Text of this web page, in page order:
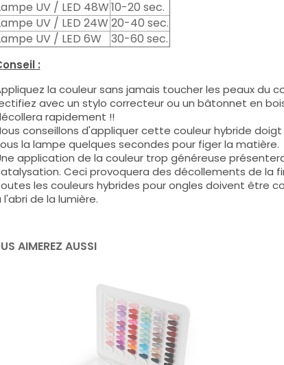
UV / LED 48W10-20 sec.
UV / LED 24W 20-40 sec.
UV / LED 6W
30-60 sec.
:
la couleur sans jamais toucher les peaux du
avec un stylo correcteur ou un bâtonnet en
rapidement !!
conseillons d'appliquer cette couleur hybride
la lampe quelques secondes pour figer la matière.
application de la couleur trop généreuse
Ceci provoquera des décollements de la
les couleurs hybrides pour ongles doivent être
l'abri de la lumière.
AIMEREZ AUSSI